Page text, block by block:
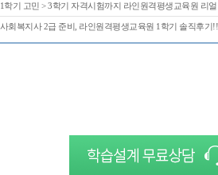
1학기 고민 > 3학기 자격시험까지 라인원격평생교육원 리
사회복지사 2급 준비, 라인원격평생교육원 1학기 솔직후기!!